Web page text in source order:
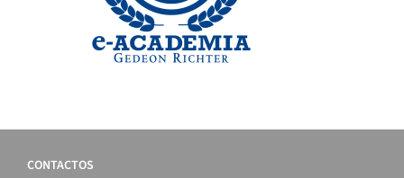
CONTACTOS
CONTACTOS